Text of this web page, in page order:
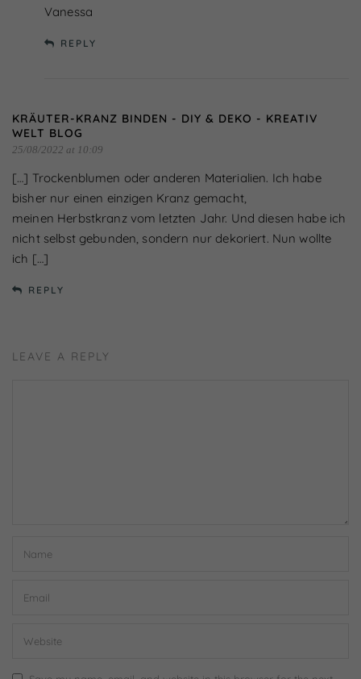
Vanessa
REPLY
KRÄUTER-KRANZ BINDEN - DIY & DEKO - KREATIV
WELT BLOG
25/08/2022 at 10:09
[…] Trockenblumen oder anderen Materialien. Ich habe
bisher nur einen einzigen Kranz gemacht,
meinen Herbstkranz vom letzten Jahr. Und diesen habe ich
nicht selbst gebunden, sondern nur dekoriert. Nun wollte
ich […]
REPLY
LEAVE A REPLY